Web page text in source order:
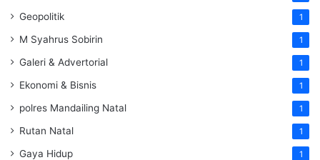
Geopolitik 1
M Syahrus Sobirin 1
Galeri & Advertorial 1
Ekonomi & Bisnis 1
polres Mandailing Natal 1
Rutan Natal 1
Gaya Hidup 1